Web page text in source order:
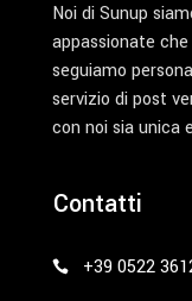
Noi di Sunup
appassionate
seguiamo
servizio di post
con noi sia unica
Contatti
+39 0522